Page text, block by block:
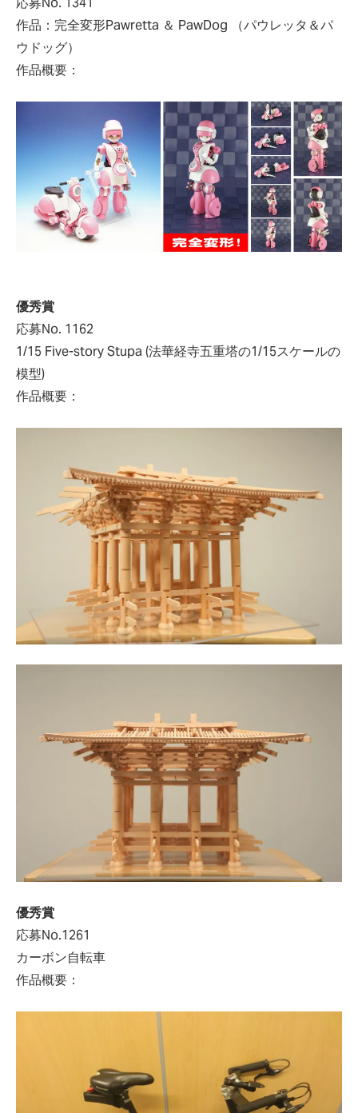
作品：完全変形Pawretta ＆ PawDog （パウレッタ＆パ
ウドッグ）
作品概要：
優秀賞
応募No. 1162
1/15 Five-story Stupa (法華経寺五重塔の1/15スケールの
模型)
作品概要：
優秀賞
応募No.1261
カーボン自転車
作品概要：